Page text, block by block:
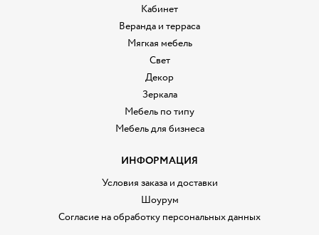
Кабинет
Веранда и терраса
Мягкая мебель
Свет
Декор
Зеркала
Мебель по типу
Мебель для бизнеса
ИНФОРМАЦИЯ
Условия заказа и доставки
Шоурум
Согласие на обработку персональных данных